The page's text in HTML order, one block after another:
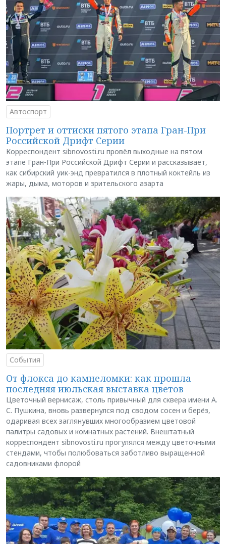
Автоспорт
Портрет и оттиски пятого этапа Гран-При
Российской Дрифт Серии
Корреспондент sibnovosti.ru провёл выходные на пятом
этапе Гран-При Российской Дрифт Серии и рассказывает,
как сибирский уик-энд превратился в плотный коктейль из
жары, дыма, моторов и зрительского азарта
События
От флокса до камнеломки: как прошла
последняя июльская выставка цветов
Цветочный вернисаж, столь привычный для сквера имени А.
С. Пушкина, вновь развернулся под сводом сосен и берёз,
одаривая всех заглянувших многообразием цветовой
палитры садовых и комнатных растений. Внештатный
корреспондент sibnovosti.ru прогулялся между цветочными
стендами, чтобы полюбоваться заботливо выращенной
садовниками флорой